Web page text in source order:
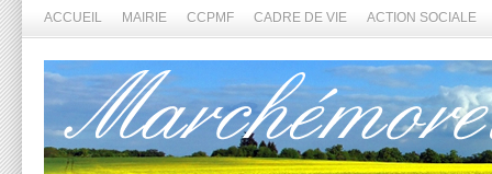
ACCUEIL MAIRIE CCPMF CADRE DE VIE ACTION SOCIALE